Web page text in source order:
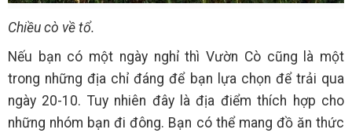
Chiều cò về tổ.
Nếu bạn có một ngày nghỉ thì Vườn Cò cũng là một
trong những địa chỉ đáng để bạn lựa chọn để trải qua
ngày 20-10. Tuy nhiên đây là địa điểm thích hợp cho
những nhóm bạn đi đông. Bạn có thể mang đồ ăn thức